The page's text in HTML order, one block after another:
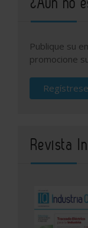
Publique su
promocione
Revista